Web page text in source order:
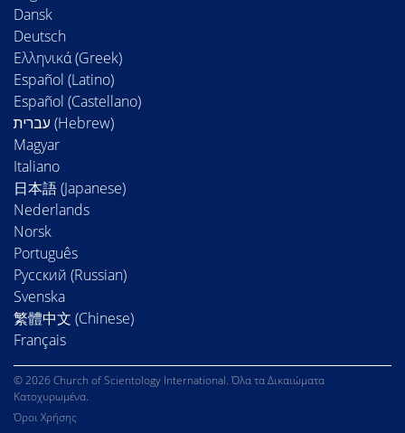
Dansk
Deutsch
Ελληνικά (Greek)
Español (Latino)
Español (Castellano)
Magyar
Italiano
日本語 (Japanese)
Nederlands
Norsk
Português
Русский (Russian)
Svenska
繁體中文 (Chinese)
Français
© 2026 Church of Scientology International. Όλα τα Δικαιώματα
Κατοχυρωμένα.
Όροι Χρήσης